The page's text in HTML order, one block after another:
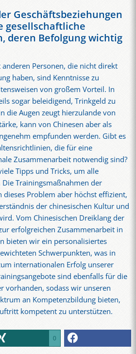
Geschäftsbeziehungen
gesellschaftliche
deren Befolgung wichtig
anderen Personen, die nicht direkt
haben, sind Kenntnisse zu
von großem Vorteil. In
sogar beleidigend, Trinkgeld zu
die Augen zeugt hierzulande von
kann von Chinesen aber als
empfunden werden. Gibt es
die für eine
Zusammenarbeit notwendig sind?
Tipps und Tricks, um alle
Trainingsmaßnahmen der
dieses Problem aber höchst effizient,
der chinesischen Kultur und
Vom Chinesischen Dreiklang der
erfolgreichen Zusammenarbeit in
bieten wir ein personalisiertes
Schwerpunkten, was in
internationalen Erfolg unserer
sind ebenfalls für die
vorhanden, sodass wir unseren
an Kompetenzbildung bieten,
kompetent zu unterstützen.
0